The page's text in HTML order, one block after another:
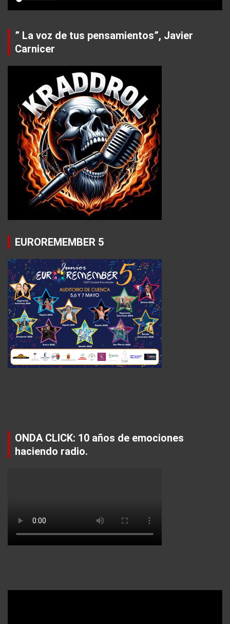
” La voz de tus pensamientos”, Javier
Carnicer
EUROREMEMBER 5
ONDA CLICK: 10 años de emociones
haciendo radio.